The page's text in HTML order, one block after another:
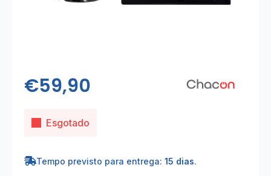
€59,90
Esgotado
Tempo previsto para entrega: 15 dias.